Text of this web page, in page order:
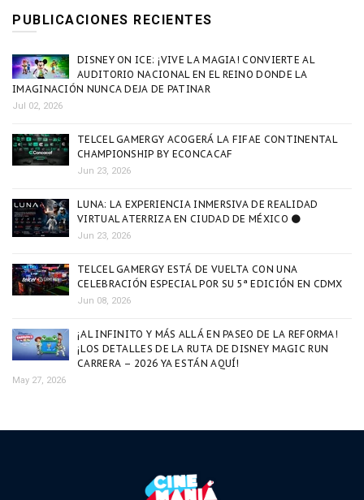
PUBLICACIONES RECIENTES
DISNEY ON ICE: ¡VIVE LA MAGIA! CONVIERTE AL
AUDITORIO NACIONAL EN EL REINO DONDE LA
IMAGINACIÓN NUNCA DEJA DE PATINAR
Jul 02, 2026
TELCEL GAMERGY ACOGERÁ LA FIFAE CONTINENTAL
CHAMPIONSHIP BY ECONCACAF
Jun 23, 2026
LUNA: LA EXPERIENCIA INMERSIVA DE REALIDAD
VIRTUAL ATERRIZA EN CIUDAD DE MÉXICO 🌑
Jun 23, 2026
TELCEL GAMERGY ESTÁ DE VUELTA CON UNA
CELEBRACIÓN ESPECIAL POR SU 5ª EDICIÓN EN CDMX
Jun 08, 2026
¡AL INFINITO Y MÁS ALLÁ EN PASEO DE LA REFORMA!
¡LOS DETALLES DE LA RUTA DE DISNEY MAGIC RUN
CARRERA – 2026 YA ESTÁN AQUÍ!
May 27, 2026